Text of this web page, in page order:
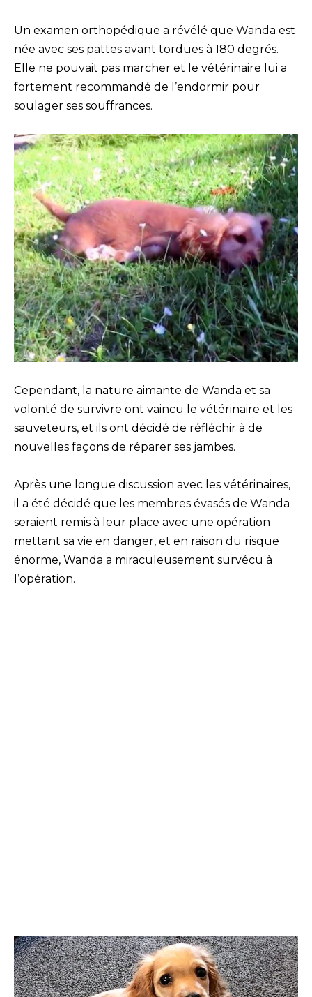
Un examen orthopédique a révélé que Wanda est
née avec ses pattes avant tordues à 180 degrés.
Elle ne pouvait pas marcher et le vétérinaire lui a
fortement recommandé de l’endormir pour
soulager ses souffrances.
Cependant, la nature aimante de Wanda et sa
volonté de survivre ont vaincu le vétérinaire et les
sauveteurs, et ils ont décidé de réfléchir à de
nouvelles façons de réparer ses jambes.
Après une longue discussion avec les vétérinaires,
il a été décidé que les membres évasés de Wanda
seraient remis à leur place avec une opération
mettant sa vie en danger, et en raison du risque
énorme, Wanda a miraculeusement survécu à
l’opération.